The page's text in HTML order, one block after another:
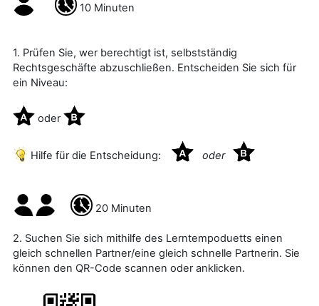
10 Minuten
1. Prüfen Sie, wer berechtigt ist, selbstständig
Rechtsgeschäfte abzuschließen. Entscheiden Sie sich für
ein Niveau:
oder
Hilfe für die Entscheidung: oder
20 Minuten
2. Suchen Sie sich mithilfe des Lerntempoduetts einen
gleich schnellen Partner/eine gleich schnelle Partnerin. Sie
können den QR-Code scannen oder anklicken.